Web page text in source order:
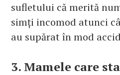
sufletului că merită
simți incomod atunci
au supărat în mod
3. Mamele care